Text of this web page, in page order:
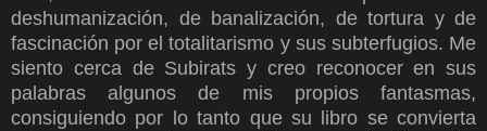
deshumanización, de banalización, de tortura y de
fascinación por el totalitarismo y sus subterfugios. Me
siento cerca de Subirats y creo reconocer en sus
palabras algunos de mis propios fantasmas,
consiguiendo por lo tanto que su libro se convierta